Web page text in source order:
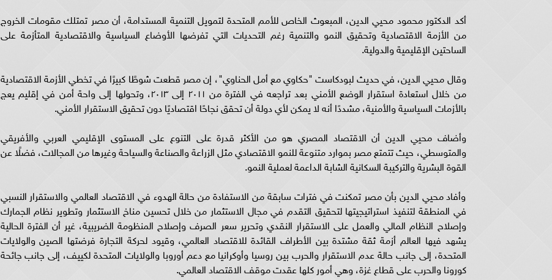
أكد الدكتور محمود محيي الدين، المبعوث الخاص للأمم المتحدة لتمويل التنمية المستدامة، أن مصر تمتلك مقومات الخروج
من الأزمة الاقتصادية وتحقيق النمو والتنمية رغم التحديات التي تفرضها الأوضاع السياسية والاقتصادية المتأزمة على
الساحتين الإقليمية والدولية.
وقال محيي الدين، في حديث لبودكاست "حكاوي مع أمل الحناوي"، إن مصر قطعت شوطًا كبيرًا في تخطي الأزمة الاقتصادية
من خلال استعادة استقرار الوضع الأمني بعد تراجعه في الفترة من ٢٠١١ إلى ٢٠١٣، وتحولها إلى واحة أمن في إقليم يعج
بالأزمات السياسية والأمنية، مشددًا أنه لا يمكن لأي دولة أن تحقق نجاحًا اقتصاديًا دون تحقيق الاستقرار الأمني.
وأضاف محيي الدين أن الاقتصاد المصري هو من الأكثر قدرة على التنوع على المستوى الإقليمي العربي والأفريقي
والمتوسطي، حيث تتمتع مصر بموارد متنوعة للنمو الاقتصادي مثل الزراعة والصناعة والسياحة وغيرها من المجالات، فضلًا عن
القوة البشرية والتركيبة السكانية الشابة الداعمة لعملية النمو.
وأفاد محيي الدين بأن مصر تمكنت في فترات سابقة من الاستفادة من حالة الهدوء في الاقتصاد العالمي والاستقرار النسبي
في المنطقة لتنفيذ استراتيجيتها لتحقيق التقدم في مجال الاستثمار من خلال تحسين مناخ الاستثمار وتطوير نظام الجمارك
وإصلاح النظام المالي والعمل على الاستقرار النقدي وتحرير سعر الصرف وإصلاح المنظومة الضريبية، غير أن الفترة الحالية
يشهد فيها العالم أزمة ثقة مشتدة بين الأطراف القائدة للاقتصاد العالمي، وقيود لحركة التجارة فرضتها الصين والولايات
المتحدة، إلى جانب حالة عدم الاستقرار والحرب بين روسيا وأوكرانيا مع دعم أوروبا والولايات المتحدة لكييف، إلى جانب جائحة
كورونا والحرب على قطاع غزة، وهي أمور كلها عقدت موقف الاقتصاد العالمي.